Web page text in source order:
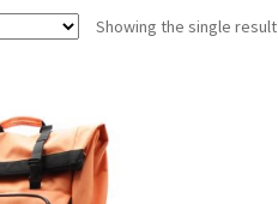
Showing the single result